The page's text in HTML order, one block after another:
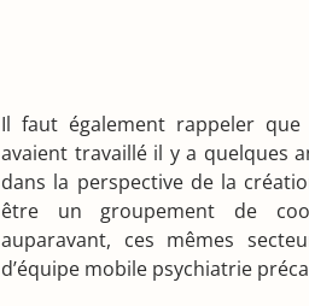
Il faut également rappeler
avaient travaillé il y a quelques
dans la perspective de la
être un groupement de
auparavant, ces mêmes
d’équipe mobile psychiatrie